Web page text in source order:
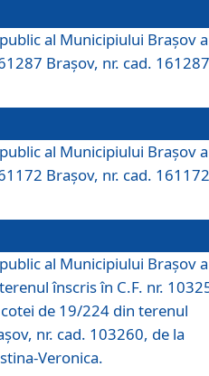
al Municipiului Braşov a
Brașov, nr. cad.
al Municipiului Braşov a
Brașov, nr. cad.
al Municipiului Braşov a
înscris în C.F. nr.
de 19/224 din terenul
nr. cad. 103260, de la
Veronica.